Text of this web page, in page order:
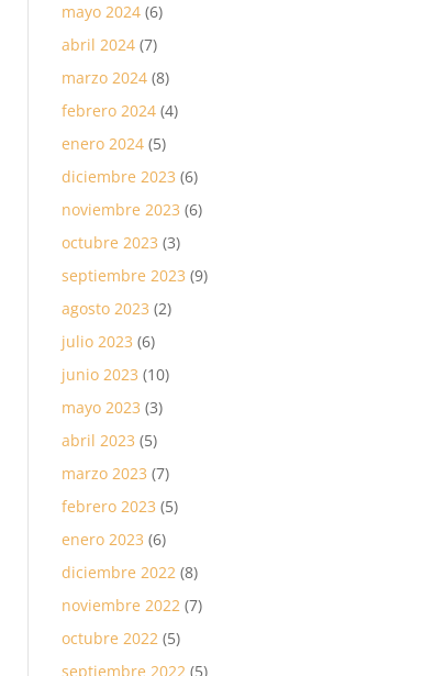
mayo 2024 (6)
abril 2024 (7)
marzo 2024 (8)
febrero 2024 (4)
enero 2024 (5)
diciembre 2023 (6)
noviembre 2023 (6)
octubre 2023 (3)
septiembre 2023 (9)
agosto 2023 (2)
julio 2023 (6)
junio 2023 (10)
mayo 2023 (3)
abril 2023 (5)
marzo 2023 (7)
febrero 2023 (5)
enero 2023 (6)
diciembre 2022 (8)
noviembre 2022 (7)
octubre 2022 (5)
septiembre 2022 (5)